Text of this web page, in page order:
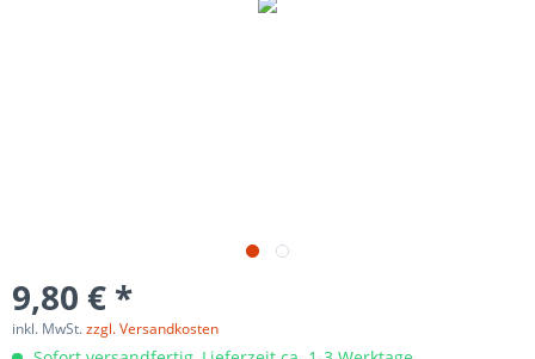
9,80 € *
inkl. MwSt.zzgl. Versandkosten